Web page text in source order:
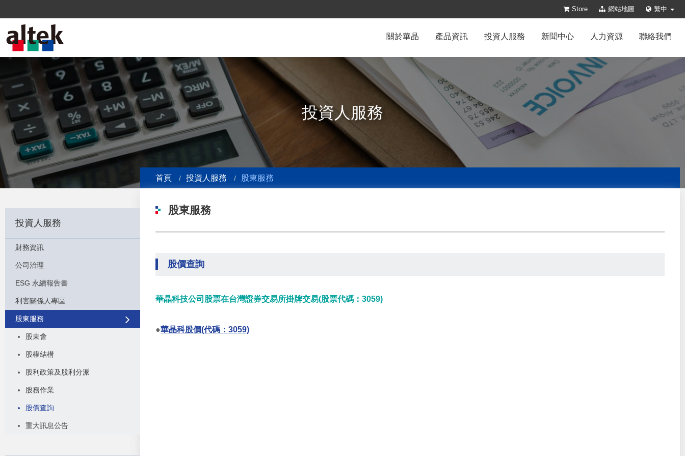
Store 網站地圖 繁中
關於華晶 產品資訊 投資人服務 新聞中心 人力資源 聯絡我們
投資人服務
首頁 投資人服務 股東服務
股東服務
股價查詢
華晶科技公司股票在台灣證券交易所掛牌交易(股票代碼：3059)
●華晶科股價(代碼：3059)
投資人服務
財務資訊
公司治理
ESG 永續報告書
利害關係人專區
股東服務
股東會
股權結構
股利政策及股利分派
股務作業
股價查詢
重大訊息公告